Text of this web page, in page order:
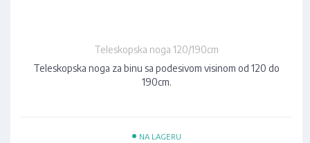
Teleskopska noga 120/190cm
Teleskopska noga za binu sa podesivom visinom od 120 do
190cm.
• NA LAGERU